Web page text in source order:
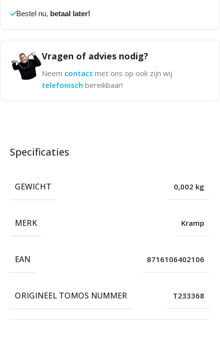
Bestel nu, betaal later!
Vragen of advies nodig?
Neem contact met ons op ook zijn wij
telefonisch bereikbaar!
Specificaties
GEWICHT 0,002 kg
MERK Kramp
EAN 8716106402106
ORIGINEEL TOMOS NUMMER T233368